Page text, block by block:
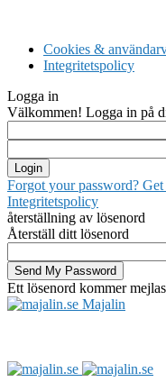
Cookies &
Integritetspolicy
Logga in
Välkommen! Logga in på
Forgot your password?
Integritetspolicy
återställning av lösenord
Återställ ditt lösenord
Ett lösenord kommer
Majalin